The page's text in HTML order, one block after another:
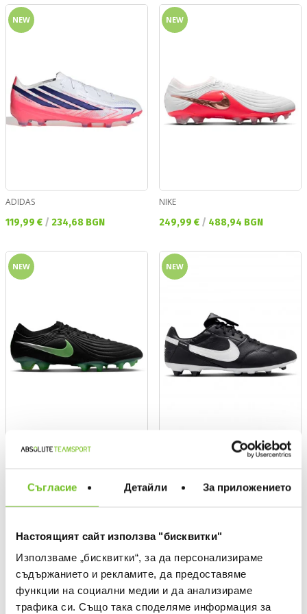
Съгласие Детайли За приложението
Настоящият сайт използва "бисквитки"
Използваме „бисквитки“, за да персонализираме
съдържанието и рекламите, да предоставяме
функции на социални медии и да анализираме
трафика си. Също така споделяме информация за
NEW
ADIDAS
Текуща цена:
119,99 € / 234,68 BGN
NEW
NIKE
Текуща цена:
249,99 € / 488,94 BGN
NEW
NIKE
NEW
Текуща цена:
109,99 € /215,12 BGN